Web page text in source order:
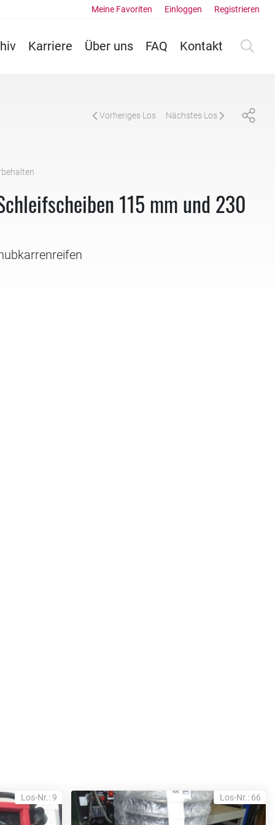
Karriere Über uns FAQ Kontakt
Meine Favoriten Einloggen Registrieren
Vorheriges Los Nächstes Los
115 mm und 230
Los-Nr.: 9 Los-Nr.: 66